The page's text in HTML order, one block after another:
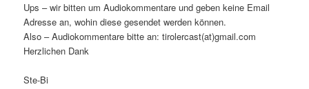
Ups – wir bitten um Audiokommentare und geben keine Email
Adresse an, wohin diese gesendet werden können.
Also – Audiokommentare bitte an: tirolercast(at)gmail.com
Herzlichen Dank
Ste-Bi